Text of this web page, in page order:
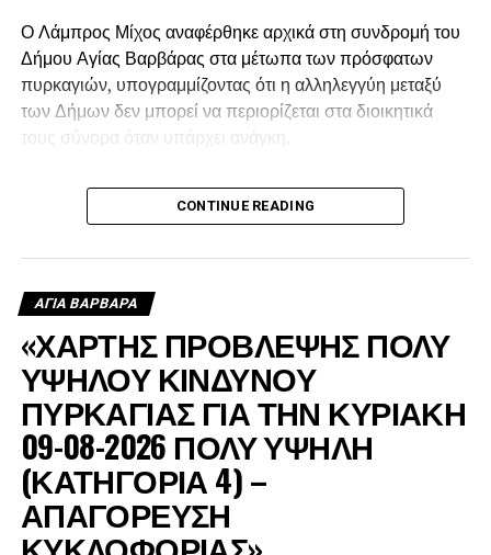
Ο Λάμπρος Μίχος αναφέρθηκε αρχικά στη συνδρομή του
Δήμου Αγίας Βαρβάρας στα μέτωπα των πρόσφατων
πυρκαγιών, υπογραμμίζοντας ότι η αλληλεγγύη μεταξύ
των Δήμων δεν μπορεί να περιορίζεται στα διοικητικά
τους σύνορα όταν υπάρχει ανάγκη.
Όπως εξήγησε, ο Δήμος έστειλε υδροφόρα στις πληγείσες
περιοχές, η οποία αρχικά χρησιμοποιήθηκε για τον
νερό τα ελικόπτερα, ενώ μετά τη δύση του ήλιου συνέχισε
να τροφοδοτεί με νερό τα πυροσβεστικά οχήματα.
CONTINUE READING
ΑΓΙΑ ΒΑΡΒΑΡΑ
«ΧΑΡΤΗΣ ΠΡΟΒΛΕΨΗΣ ΠΟΛΥ
ΥΨΗΛΟΥ ΚΙΝΔΥΝΟΥ
ΠΥΡΚΑΓΙΑΣ ΓΙΑ ΤΗΝ ΚΥΡΙΑΚΗ
09-08-2026 ΠΟΛΥ ΥΨΗΛΗ
(ΚΑΤΗΓΟΡΙΑ 4) –
ΑΠΑΓΟΡΕΥΣΗ